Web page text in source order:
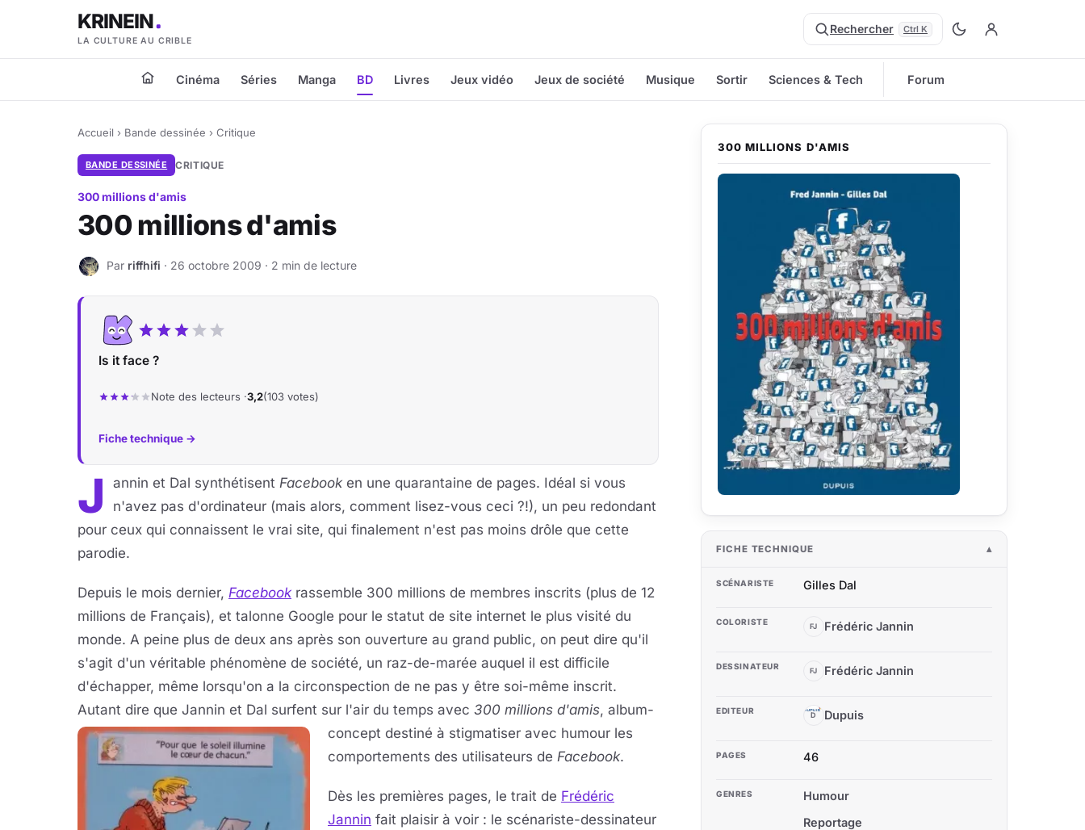
KRINEIN
LA CULTURE AU CRIBLE
Rechercher Ctrl K
Cinéma Séries Manga BD Livres Jeux vidéo Jeux de société Musique Sortir Sciences & Tech Forum
Accueil › Bande dessinée › Critique
BANDE DESSINÉE CRITIQUE
300 millions d'amis
300 millions d'amis
R Par riffhifi · 26 octobre 2009 · 2 min de lecture
Is it face ?
Note des lecteurs ·3,2(103 votes)
Fiche technique →
J annin et Dal synthétisent Facebook en une quarantaine de pages. Idéal si vous
n'avez pas d'ordinateur (mais alors, comment lisez-vous ceci ?!), un peu redondant
pour ceux qui connaissent le vrai site, qui finalement n'est pas moins drôle que cette
parodie.
Depuis le mois dernier, Facebookrassemble 300 millions de membres inscrits (plus de 12
millions de Français), et talonne Google pour le statut de site internet le plus visité du
monde. A peine plus de deux ans après son ouverture au grand public, on peut dire qu'il
s'agit d'un véritable phénomène de société, un raz-de-marée auquel il est difficile
d'échapper, même lorsqu'on a la circonspection de ne pas y être soi-même inscrit.
Autant dire que Jannin et Dal surfent sur l'air du temps avec 300 millions d'amis, album-
concept destiné à stigmatiser avec humour les
comportements des utilisateurs de Facebook.
Dès les premières pages, le trait de Frédéric
Jannin fait plaisir à voir : le scénariste-dessinateur
300 MILLIONS D'AMIS
FICHE TECHNIQUE
SCÉNARISTE Gilles Dal
COLORISTE FJ Frédéric Jannin
DESSINATEUR FJ Frédéric Jannin
EDITEUR D Dupuis
PAGES 46
GENRES
Humour
Reportage